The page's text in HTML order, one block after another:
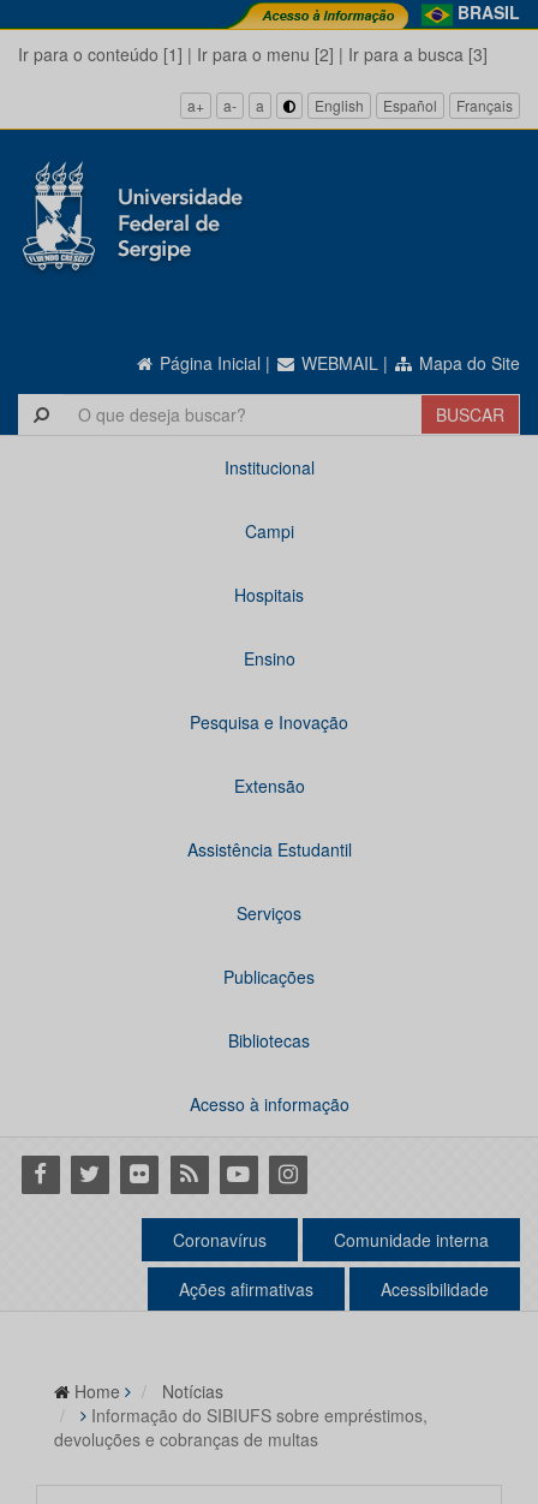
BRASIL
Ir para o conteúdo [1] | Ir para o menu [2] | Ir para a busca [3]
a+ a- a English Español Français
Página Inicial | WEBMAIL | Mapa do Site
Institucional
Campi
Hospitais
Ensino
Pesquisa e Inovação
Extensão
Assistência Estudantil
Serviços
Publicações
Bibliotecas
Acesso à informação
Facebook
Twitter Flickr RSS YoutubeInstagram
Coronavírus Comunidade interna
Ações afirmativas Acessibilidade
Home
Notícias
Informação do SIBIUFS sobre empréstimos,
devoluções e cobranças de multas